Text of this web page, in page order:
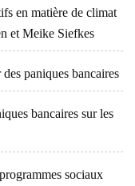
en matière de climat
et Meike Siefkes
paniques bancaires
bancaires sur les
sociaux